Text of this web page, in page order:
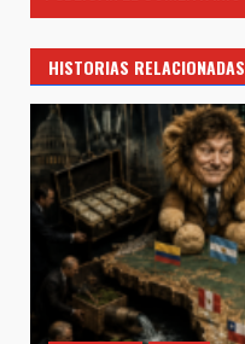
HISTORIAS RELACIONADAS